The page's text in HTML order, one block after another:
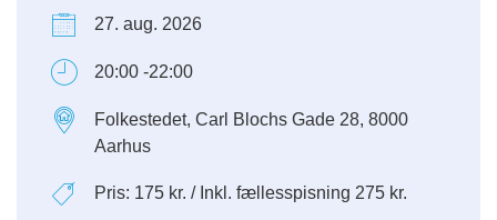
27. aug. 2026
20:00 -22:00
Folkestedet, Carl Blochs Gade 28, 8000
Aarhus
Pris: 175 kr. / Inkl. fællesspisning 275 kr.